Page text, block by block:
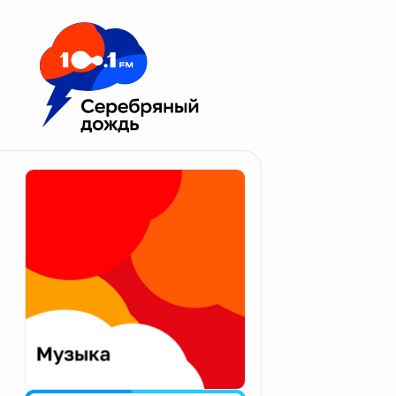
Москва 100.1 FM
Апатиты
Екатеринбург
Калининград
Калуга